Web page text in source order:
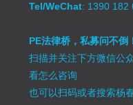
Tel/WeChat: 1390 182
PE法律桥，私募问不倒
扫描并关注下方微信公
看怎么咨询
也可以扫码或者搜索杨